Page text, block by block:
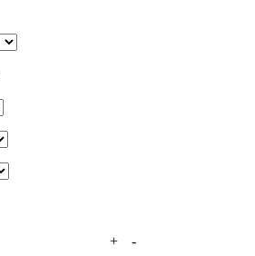
+ -